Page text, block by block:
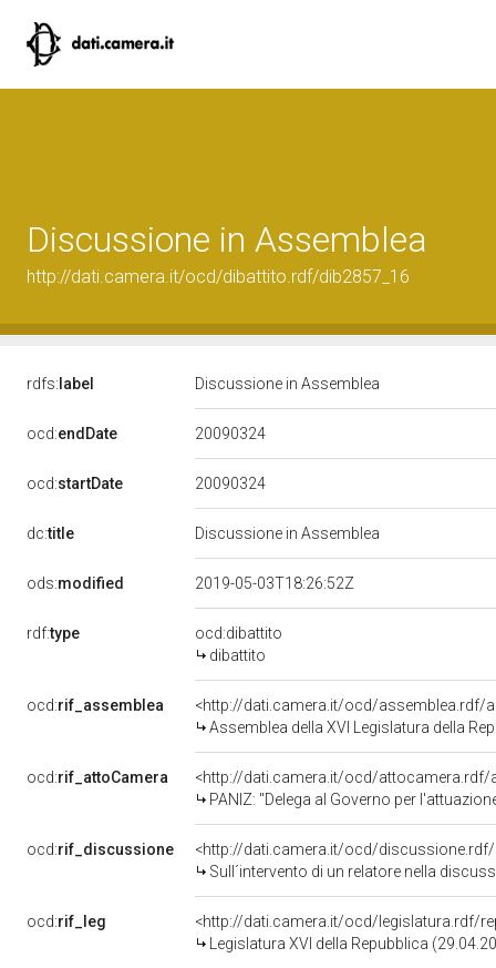
Discussione in Assemblea
http://dati.camera.it/ocd/dibattito.rdf/dib2857_16
rdfs: label Discussione in Assemblea
ocd:endDate 20090324
ocd:startDate 20090324
dc:title Discussione in Assemblea
ods:modified 2019-05-03T18:26:52Z
rdf:type
ocd:dibattito
dibattito
ocd:rif_assemblea
<http://dati.camera.it/ocd/assemblea.rdf/
Assemblea della XVI Legislatura della
ocd:rif_attoCamera
<http://dati.camera.it/ocd/attocamera.rdf/
PANIZ: "Delega al Governo per
ocd:rif_discussione
<http://dati.camera.it/ocd/discussione.rdf/
Sull´intervento di un relatore nella discussione e
ocd:rif_leg
<http://dati.camera.it/ocd/legislatura.rdf/
Legislatura XVI della Repubblica